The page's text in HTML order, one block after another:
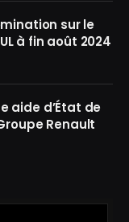
sur le
à fin août 2024
aide d’État de
Renault